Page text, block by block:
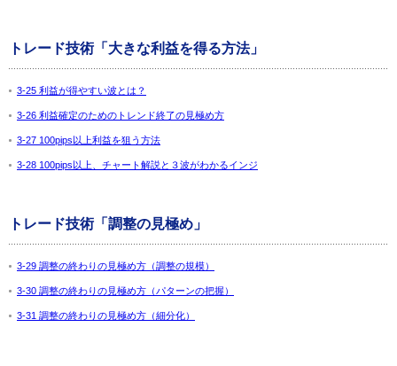
トレード技術「大きな利益を得る方法」
3-25 利益が得やすい波とは？
3-26 利益確定のためのトレンド終了の見極め方
3-27 100pips以上利益を狙う方法
3-28 100pips以上、チャート解説と３波がわかるインジ
トレード技術「調整の見極め」
3-29 調整の終わりの見極め方（調整の規模）
3-30 調整の終わりの見極め方（パターンの把握）
3-31 調整の終わりの見極め方（細分化）